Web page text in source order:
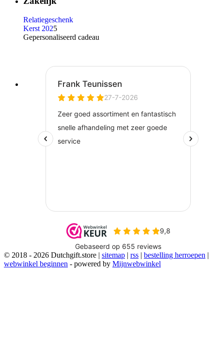
Relatiegeschenk
Kerst 2025
Gepersonaliseerd cadeau
© 2018 - 2026 Dutchgift.store | sitemap | rss | bestelling herroepen |
webwinkel beginnen - powered by Mijnwebwinkel